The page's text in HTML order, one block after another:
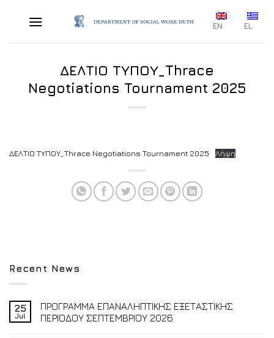
EN EL
ΔΕΛΤΙΟ ΤΥΠΟΥ_Thrace
Negotiations Tournament 2025
ΔΕΛΤΙΟ ΤΥΠΟΥ_Thrace Negotiations Tournament 2025 Λήψη
Recent News
25
Jul
ΠΡΟΓΡΑΜΜΑ ΕΠΑΝΑΛΗΠΤΙΚΗΣ ΕΞΕΤΑΣΤΙΚΗΣ
ΠΕΡΙΟΔΟΥ ΣΕΠΤΕΜΒΡΙΟΥ 2026